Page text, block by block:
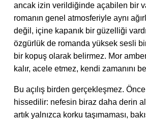
ancak izin verildiğinde açabilen bir
romanın genel atmosferiyle aynı
değil, içine kapanık bir güzelliği
özgürlük de romanda yüksek sesli
bir kopuş olarak belirmez. Mor
kalır, acele etmez, kendi zamanını
Bu açılış birden gerçekleşmez.
hissedilir: nefesin biraz daha derin
artık yalnızca korku taşımaması,